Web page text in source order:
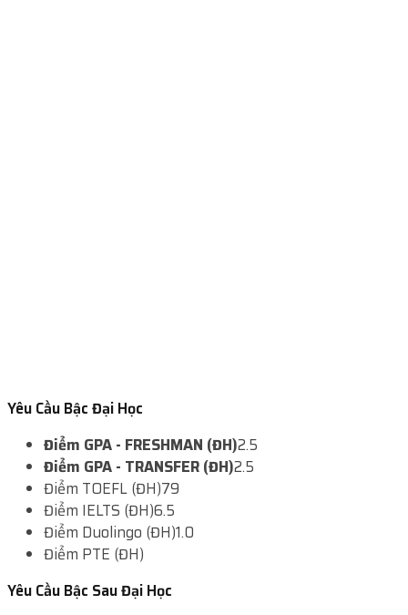
Yêu Cầu Bậc Đại Học
Điểm GPA - FRESHMAN (ĐH)2.5
Điểm GPA - TRANSFER (ĐH)2.5
Điểm TOEFL (ĐH)79
Điểm IELTS (ĐH)6.5
Điểm Duolingo (ĐH)1.0
Điểm PTE (ĐH)
Yêu Cầu Bậc Sau Đại Học